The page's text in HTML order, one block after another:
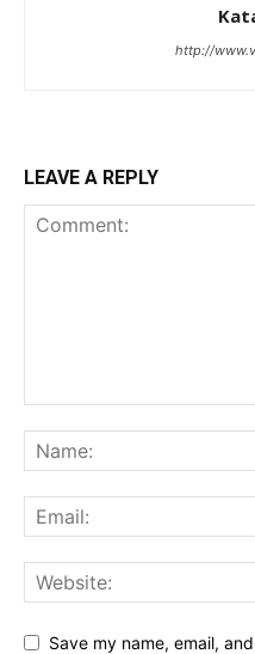
http://
LEAVE A REPLY
Save my name, email,